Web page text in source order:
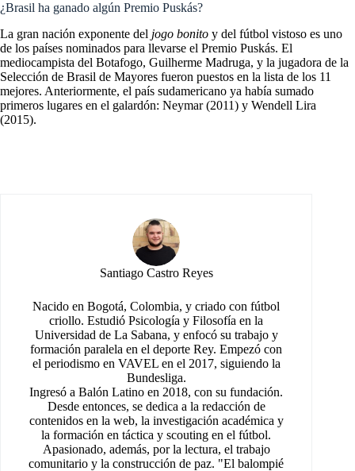
¿Brasil ha ganado algún Premio Puskás?
La gran nación exponente del jogo bonito y del fútbol vistoso es uno
de los países nominados para llevarse el Premio Puskás. El
mediocampista del Botafogo, Guilherme Madruga, y la jugadora de la
Selección de Brasil de Mayores fueron puestos en la lista de los 11
mejores. Anteriormente, el país sudamericano ya había sumado
primeros lugares en el galardón: Neymar (2011) y Wendell Lira
(2015).
Santiago Castro Reyes
Nacido en Bogotá, Colombia, y criado con fútbol
criollo. Estudió Psicología y Filosofía en la
Universidad de La Sabana, y enfocó su trabajo y
formación paralela en el deporte Rey. Empezó con
el periodismo en VAVEL en el 2017, siguiendo la
Bundesliga.
Ingresó a Balón Latino en 2018, con su fundación.
Desde entonces, se dedica a la redacción de
contenidos en la web, la investigación académica y
la formación en táctica y scouting en el fútbol.
Apasionado, además, por la lectura, el trabajo
comunitario y la construcción de paz. "El balompié